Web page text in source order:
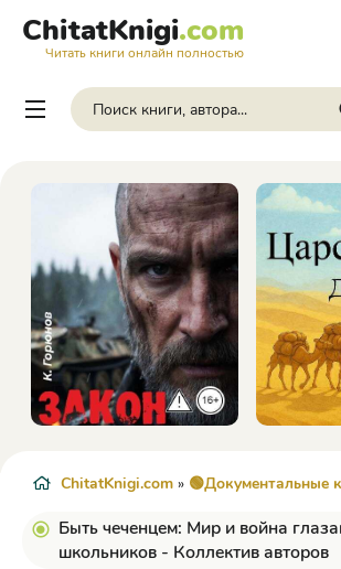
ChitatKnigi.com
Читать книги онлайн полностью
ChitatKnigi.com » 🟢Документальные
Быть чеченцем: Мир и война
школьников - Коллектив авторов